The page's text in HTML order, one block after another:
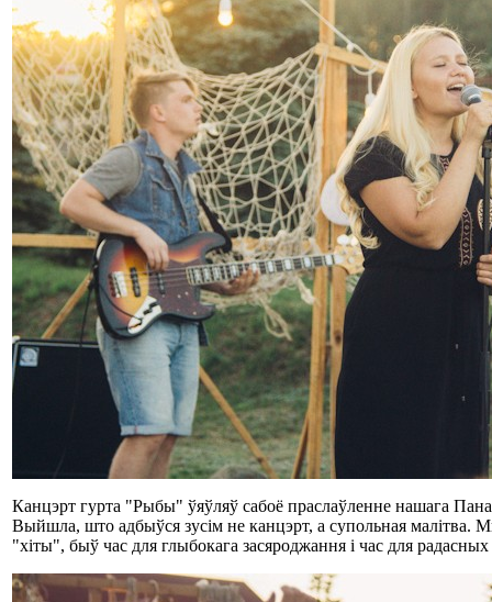
Канцэрт гурта "Рыбы" ўяўляў сабоё праслаўленне нашага
Выйшла, што адбыўся зусім не канцэрт, а супольная малітва.
"хіты", быў час для глыбокага засяроджання і час для